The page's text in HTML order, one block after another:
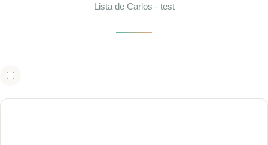
Lista de Carlos - test